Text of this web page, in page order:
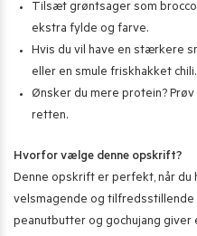
Tilsæt grøntsager som
ekstra fylde og farve.
Hvis du vil have en stærkere
eller en smule friskhakket chili.
Ønsker du mere protein?
retten.
Hvorfor vælge denne opskrift?
Denne opskrift er perfekt, når du
velsmagende og tilfredsstillende
peanutbutter og gochujang giver